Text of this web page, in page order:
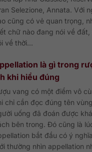
Selezione, Annata. Với
cũng có vẻ quan trọng,
chữ nào đang nói về
về thời...
là gì trong
khi hiểu đúng
vang có một điểm vô
chỉ cần đọc đúng tên
uống đã đoán được
bên trong. Đó cũng là
bắt đầu có ý
thường nhìn appellation